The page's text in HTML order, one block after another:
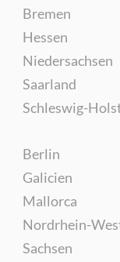
Bremen
Hessen
Niedersachsen
Saarland
Schleswig-
Berlin
Galicien
Mallorca
Nordrhein-
Sachsen